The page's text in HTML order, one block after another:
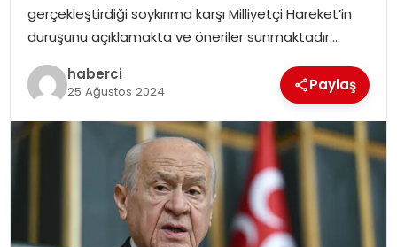
TEKNOLOJI
YAŞAM
gerçekleştirdiği soykırıma karşı Milliyetçi Hareket’in
duruşunu açıklamakta ve öneriler sunmaktadır….
haberci
25 Ağustos 2024 Paylaş